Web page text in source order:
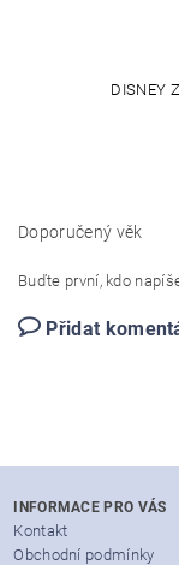
DISNEY
Doporučený věk
Buďte první, kdo
Přidat
INFORMACE PRO VÁS
Kontakt
Obchodní podmínky